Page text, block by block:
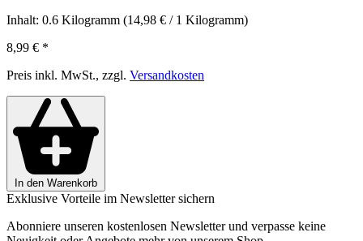
Inhalt: 0.6 Kilogramm (14,98 € / 1 Kilogramm)
8,99 € *
Preis inkl. MwSt., zzgl. Versandkosten
In den Warenkorb
Exklusive Vorteile im Newsletter sichern
Abonniere unseren kostenlosen Newsletter und verpasse keine